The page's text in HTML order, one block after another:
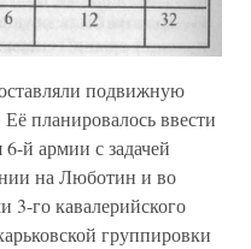
подвижную
планировалось ввести
й армии с задачей
на Люботин и во
3-го кавалерийского
группировки